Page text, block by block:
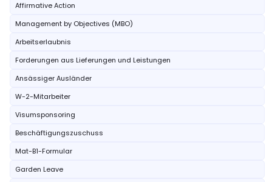
Affirmative Action
Management by Objectives (MBO)
Arbeitserlaubnis
Forderungen aus Lieferungen und Leistungen
Ansässiger Ausländer
W-2-Mitarbeiter
Visumsponsoring
Beschäftigungszuschuss
Mat-B1-Formular
Garden Leave